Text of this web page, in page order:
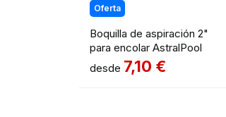
Oferta
Boquilla de aspiración 2"
para encolar AstralPool
desde 7,10 €